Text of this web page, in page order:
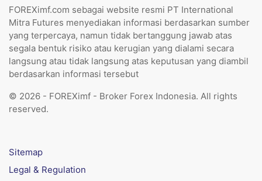
FOREXimf.com sebagai website resmi PT International
Mitra Futures menyediakan informasi berdasarkan sumber
yang terpercaya, namun tidak bertanggung jawab atas
segala bentuk risiko atau kerugian yang dialami secara
langsung atau tidak langsung atas keputusan yang diambil
berdasarkan informasi tersebut
© 2026 - FOREXimf - Broker Forex Indonesia. All rights
reserved.
Sitemap
Legal & Regulation